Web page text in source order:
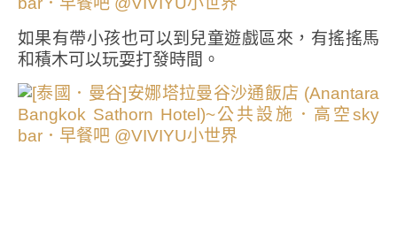
如果有帶小孩也可以到兒童遊戲區來，有搖搖馬
和積木可以玩耍打發時間。